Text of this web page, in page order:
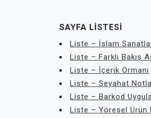
SAYFA LISTESI
Liste – İslam
Liste – Farklı Bakış
Liste – İçerik Ormanı
Liste – Seyahat
Liste – Barkod
Liste – Yöresel Ürün